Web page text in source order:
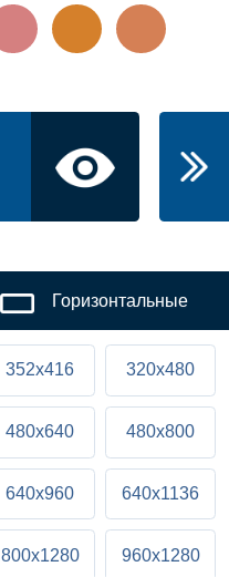
Горизонтальные
352x416 320x480
480x640 480x800
640x960 640x1136
800x1280 960x1280